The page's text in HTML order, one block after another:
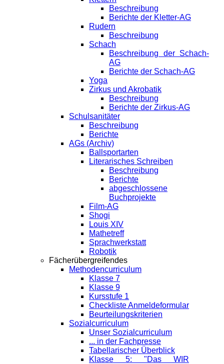
Beschreibung
Berichte der Kletter-AG
Rudern
Beschreibung
Schach
Beschreibung der Schach-
AG
Berichte der Schach-AG
Yoga
Zirkus und Akrobatik
Beschreibung
Berichte der Zirkus-AG
Schulsanitäter
Beschreibung
Berichte
AGs (Archiv)
Ballsportarten
Literarisches Schreiben
Beschreibung
Berichte
abgeschlossene
Buchprojekte
Film-AG
Shogi
Louis XIV
Mathetreff
Sprachwerkstatt
Robotik
Fächerübergreifendes
Methodencurriculum
Klasse 7
Klasse 9
Kursstufe 1
Checkliste Anmeldeformular
Beurteilungskriterien
Sozialcurriculum
Unser Sozialcurriculum
... in der Fachpresse
Tabellarischer Überblick
Klasse 5: "Das WIR